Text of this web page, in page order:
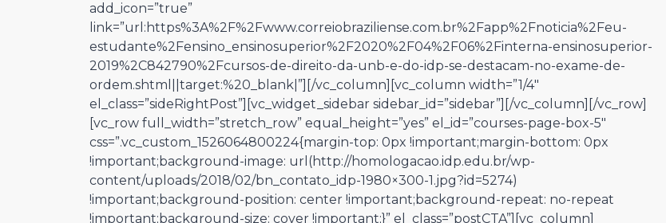
add_icon=”true”
link=”url:https%3A%2F%2Fwww.correiobraziliense.com.br%2Fapp%2Fnoticia%2Feu-
estudante%2Fensino_ensinosuperior%2F2020%2F04%2F06%2Finterna-ensinosuperior-
2019%2C842790%2Fcursos-de-direito-da-unb-e-do-idp-se-destacam-no-exame-de-
ordem.shtml||target:%20_blank|”][/vc_column][vc_column width=”1/4″
el_class=”sideRightPost”][vc_widget_sidebar sidebar_id=”sidebar”][/vc_column][/vc_row]
[vc_row full_width=”stretch_row” equal_height=”yes” el_id=”courses-page-box-5″
css=”.vc_custom_1526064800224{margin-top: 0px !important;margin-bottom: 0px
!important;background-image: url(http://homologacao.idp.edu.br/wp-
content/uploads/2018/02/bn_contato_idp-1980×300-1.jpg?id=5274)
!important;background-position: center !important;background-repeat: no-repeat
!important;background-size: cover !important;}” el_class=”postCTA”][vc_column]